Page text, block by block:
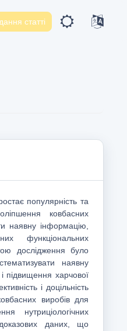
статті
популярність та
ковбасних
наявну інформацію,
функціональних
дослідження було
наявну
підвищення харчової
і доцільність
виробів для
нутриціологічних
даних, що